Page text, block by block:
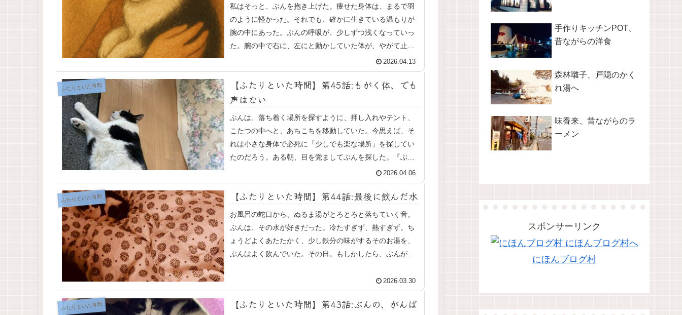
私はそっと、ぶんを抱き上げた。痩せた身体は、まるで羽
のように軽かった。それでも、確かに生きている温もりが
腕の中にあった。ぶんの呼吸が、少しずつ浅くなっていっ
た。腕の中で右に、左にと動かしていた体が、やがて止ま
2026.04.13
ふたりといた時間
【ふたりといた時間】第45話:もがく体、でも
声はない
ぶんは、落ち着く場所を探すように、押し入れやテント、
こたつの中へと、あちこちを移動していた。今思えば、そ
れは小さな身体で必死に「少しでも楽な場所」を探してい
たのだろう。ある朝、目を覚ましてぶんを探した。『ぶ
2026.04.06
ふたりといた時間 【ふたりといた時間】第44話:最後に飲んだ水
お風呂の蛇口から、ぬるま湯がとろとろと落ちていく音。
ぶんは、その水が好きだった。冷たすぎず、熱すぎず。ち
ょうどよくあたたかく、少し鉄分の味がするそのお湯を、
ぶんはよく飲んでいた。その日。もしかしたら、ぶんが水
2026.03.30
ふたりといた時間
【ふたりといた時間】第43話:ぶんの、がんば
手作りキッチンPOT、
昔ながらの洋食
森林囃子、戸隠のかく
れ湯へ
味香来、昔ながらのラ
ーメン
スポンサーリンク
にほんブログ村